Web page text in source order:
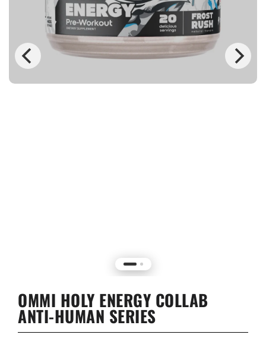
OMMI HOLY ENERGY COLLAB
ANTI-HUMAN SERIES